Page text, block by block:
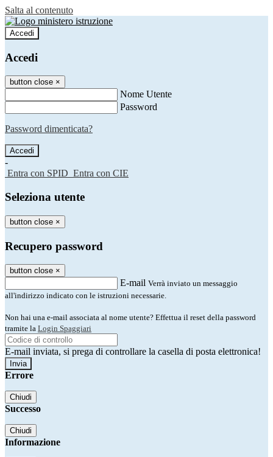
Salta al contenuto
Accedi
Accedi
button close ×
Nome Utente
Password
Password dimenticata?
-
Entra con SPID Entra con CIE
Seleziona utente
button close ×
Recupero password
button close ×
E-mail Verrà inviato un messaggio
all'indirizzo indicato con le istruzioni necessarie.
Non hai una e-mail associata al nome utente? Effettua il reset della password
tramite la Login Spaggiari
E-mail inviata, si prega di controllare la casella di posta elettronica!
Errore
Chiudi
Successo
Chiudi
Informazione